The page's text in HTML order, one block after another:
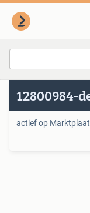
Van deze
12800984-
actief op